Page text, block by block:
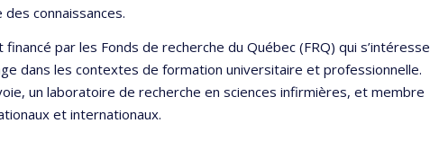
connaissances.
par les Fonds de recherche du Québec (FRQ) qui s’intéresse
dans les contextes de formation universitaire et professionnelle.
un laboratoire de recherche en sciences infirmières, et membre
et internationaux.